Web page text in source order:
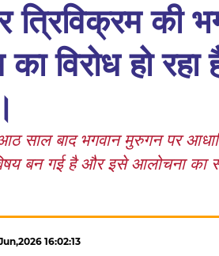
की
विरोध हो रहा
साल बाद भगवान मुरुगन पर
बन गई है और इसे आलोचना का
16:02:13